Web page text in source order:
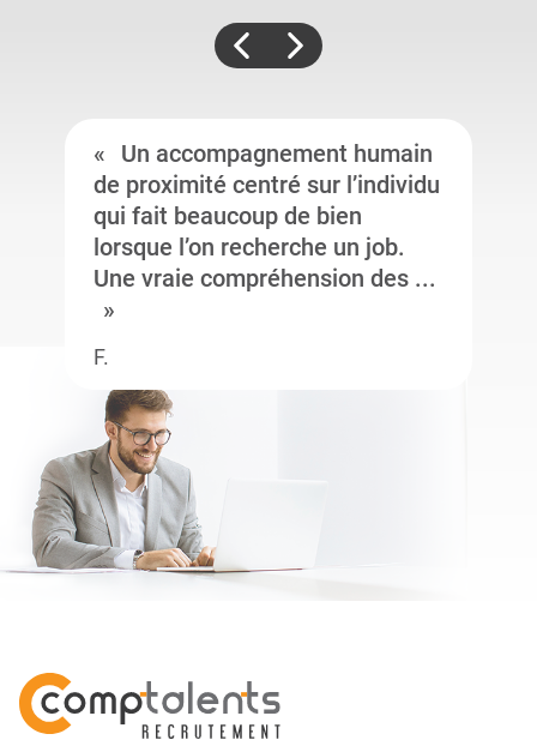
Un accompagnement humain
de proximité centré sur l’individu
qui fait beaucoup de bien
lorsque l’on recherche un job.
Une vraie compréhension des ...
F.